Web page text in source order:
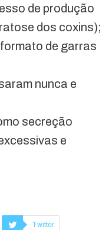
de produção
dos coxins);
de garras
nunca e
secreção
e
Twitter